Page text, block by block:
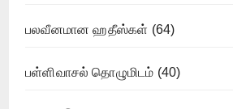
பலவீனமான ஹதீஸ்கள் (64)
பள்ளிவாசல் தொழுமிடம் (40)